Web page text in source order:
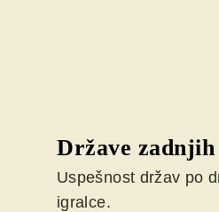
Države zadnjih
Uspešnost držav po
igralce.